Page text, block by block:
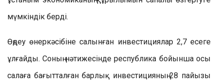
мүмкіндік берді.
Өңдеу өнеркәсібіне салынған инвестициялар 2,7 есеге
ұлғайды. Соның нәтижесінде республика бойынша осы
салаға бағытталған барлық инвестицияның 28 пайызы